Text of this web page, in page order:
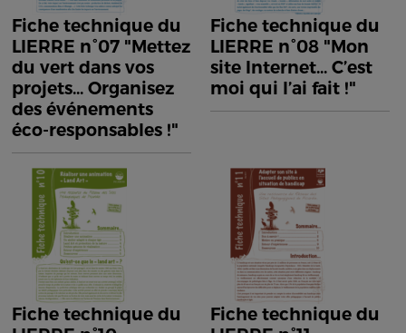
Fiche technique du
LIERRE n°07 "Mettez
du vert dans vos
projets... Organisez
des événements
éco-responsables !"
Fiche technique du
LIERRE n°08 "Mon
site Internet... C’est
moi qui l’ai fait !"
Fiche technique du
Fiche technique du